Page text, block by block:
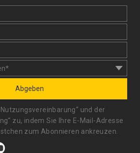
Abgeben
Nutzungsvereinbarung“ und der
“ zu, indem Sie Ihre E-Mail-Adresse
zum Abonnieren ankreuzen.